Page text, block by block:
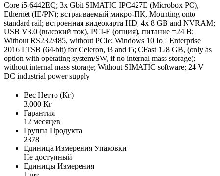
Core i5-6442EQ; 3x Gbit SIMATIC IPC427E (Microbox PC),
Ethernet (IE/PN); встраиваемый микро-ПК, Mounting onto
standard rail; встроенная видеокарта HD, 4x 8 GB and NVRAM;
USB V3.0 (высокий ток), PCI-E (опция), питание =24 В;
Without RS232/485, without PCIe; Windows 10 IoT Enterprise
2016 LTSB (64-bit) for Celeron, i3 and i5; CFast 128 GB, (only as
option with operating system/SW, if no internal mass storage);
without internal mass storage; Without SIMATIC software; 24 V
DC industrial power supply
Вес Нетто (Кг)
3,000 Кг
Гарантия
12 месяцев
Группа Продукта
2378
Единица Измерения Упаковки
Не доступный
Единицы Измерения